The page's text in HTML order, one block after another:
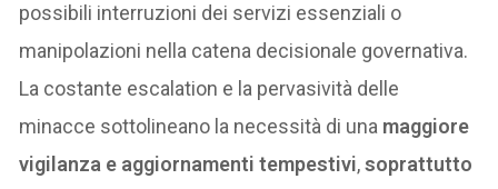
possibili interruzioni dei servizi essenziali o
manipolazioni nella catena decisionale governativa.
La costante escalation e la pervasività delle
minacce sottolineano la necessità di una maggiore
vigilanza e aggiornamenti tempestivi,soprattutto